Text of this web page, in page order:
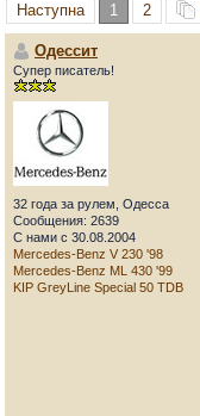
Наступна
1 2
Одессит
Супер писатель!
32 года за рулем, Одесса
Сообщения: 2639
С нами с 30.08.2004
Mercedes-Benz V 230 '98
Mercedes-Benz ML 430 '99
KIP GreyLine Special 50 TDB